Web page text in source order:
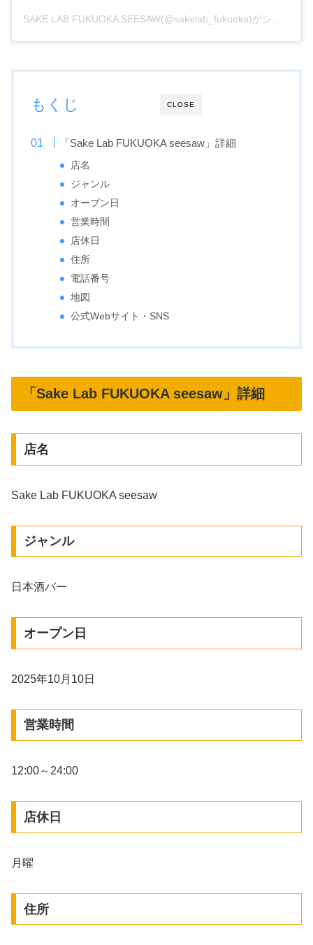
CLOSE
もくじ
「Sake Lab FUKUOKA seesaw」詳細
店名
ジャンル
オープン日
営業時間
店休日
住所
電話番号
地図
公式Webサイト・SNS
「Sake Lab FUKUOKA seesaw」詳細
店名
Sake Lab FUKUOKA seesaw
ジャンル
日本酒バー
オープン日
2025年10月10日
営業時間
12:00～24:00
店休日
月曜
住所